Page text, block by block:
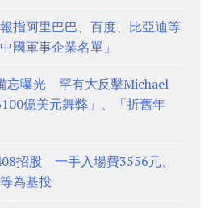
指阿里巴巴、百度、比亞迪等
國軍事企業名單」
忘曝光 罕有大反擊Michael
億美元舞弊」、「折舊年
招股 一手入場費3556元、
為基投